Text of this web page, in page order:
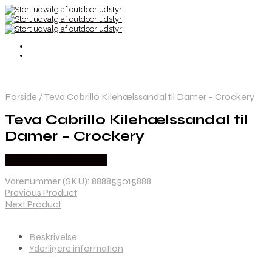
Forside /Teva Cabrillo Kilehælssandal til Damer – Crockery
Teva Cabrillo Kilehælssandal til
Damer – Crockery
Varenummer (SKU): 888855015888
Previous Product
Next Product
Beskrivelse
Yderligere information